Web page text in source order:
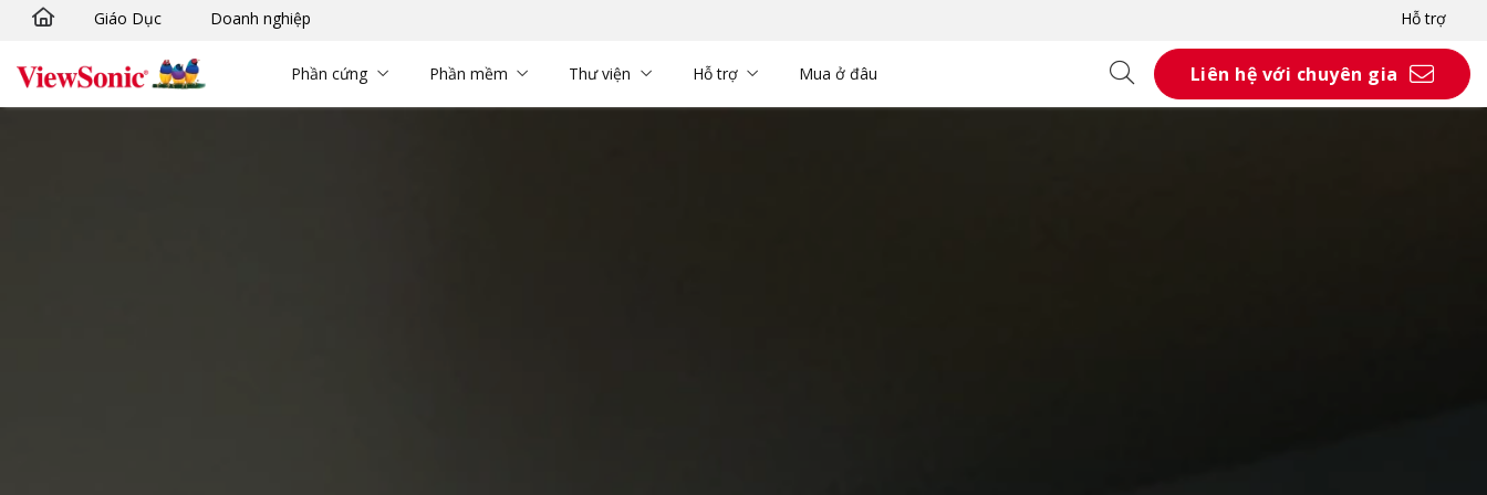
Chuyển đến nội dung chính
Giáo Dục Doanh nghiệp Hỗ trợ
Phần cứng Phần mềm Thư viện Hỗ trợ Mua ở đâu Liên hệ với chuyên gia